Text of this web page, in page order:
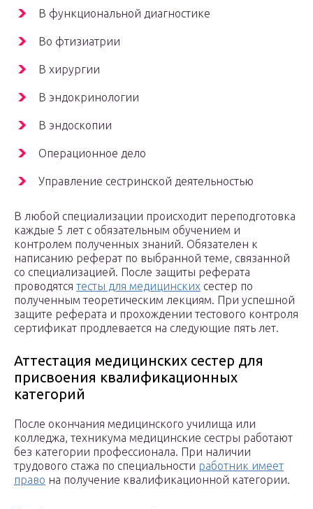
В функциональной диагностике
Во фтизиатрии
В хирургии
В эндокринологии
В эндоскопии
Операционное дело
Управление сестринской деятельностью
В любой специализации происходит переподготовка
каждые 5 лет с обязательным обучением и
контролем полученных знаний. Обязателен к
написанию реферат по выбранной теме, связанной
со специализацией. После защиты реферата
проводятся тесты для медицинских сестер по
полученным теоретическим лекциям. При успешной
защите реферата и прохождении тестового контроля
сертификат продлевается на следующие пять лет.
Аттестация медицинских сестер для
присвоения квалификационных
категорий
После окончания медицинского училища или
колледжа, техникума медицинские сестры работают
без категории профессионала. При наличии
трудового стажа по специальности работник имеет
право на получение квалификационной категории.